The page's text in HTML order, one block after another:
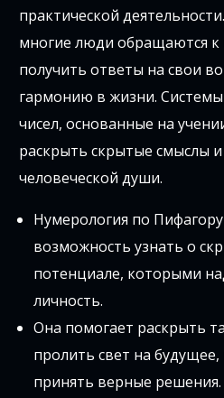
практической
многие люди обращаются к
получить ответы на свои
гармонию в жизни.
чисел, основанные на
раскрыть скрытые смыслы
человеческой души.
Нумерология по
возможность узнать о
потенциале, которыми
личность.
Она помогает раскрыть
пролить свет на будущее,
принять верные решения.